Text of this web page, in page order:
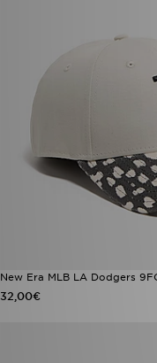
New Era MLB LA Dodgers
32,00€